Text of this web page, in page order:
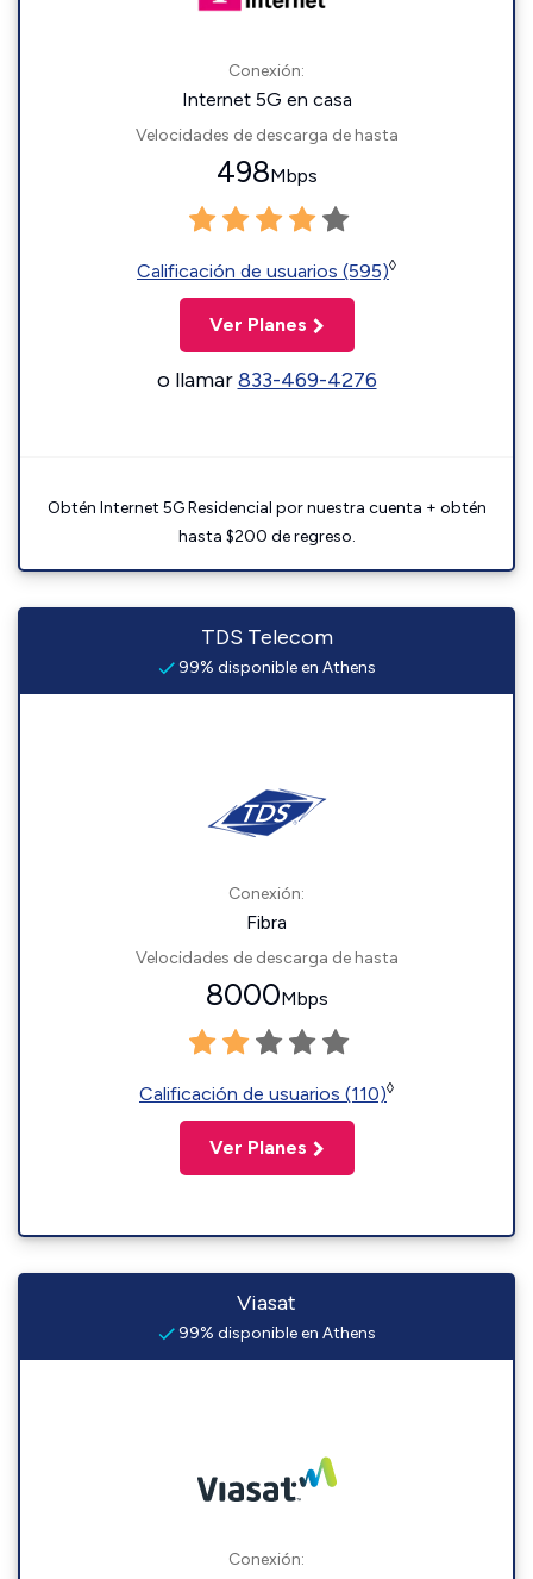
Conexión:
Internet 5G en casa
Velocidades de descarga de hasta
498Mbps
Calificación de usuarios (595)◊
Ver Planes
o llamar833-469-4276
Obtén Internet 5G Residencial por nuestra cuenta + obtén
hasta $200 de regreso.
TDS Telecom
99% disponible en Athens
Conexión:
Fibra
Velocidades de descarga de hasta
8000Mbps
Calificación de usuarios (110)◊
Ver Planes
Viasat
99% disponible en Athens
Conexión: